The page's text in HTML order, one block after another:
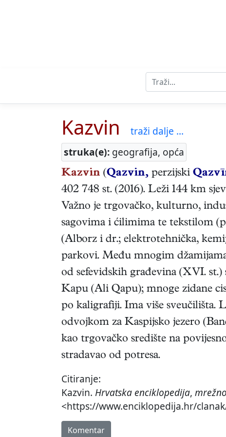
Kazvin
traži dalje ...
struka(e): geografija, opća
Kazvin (Qazvin, perzijski
402 748 st. (2016). Leži 144 km
Važno je trgovačko, kulturno,
sagovima i ćilimima te tekstilom
(Alborz i dr.; elektrotehnička,
parkovi. Među mnogim
od sefevidskih građevina (XVI.
Kapu (Ali Qapu); mnoge zidane
po kaligrafiji. Ima više sveučilišta.
odvojkom za Kaspijsko jezero
kao trgovačko središte na
stradavao od potresa.
Citiranje:
Kazvin. Hrvatska enciklopedija,
<https://www.enciklopedija.hr/
Komentar